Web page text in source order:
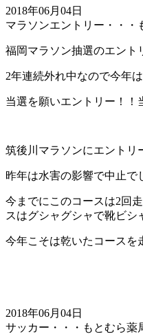
2018年06月04日
マラソンエントリー・・・
福岡マラソン抽選のエント
2年連続外れ中なので今年
当選を願いエントリー！！
筑後川マラソンにエントリ
昨年は水害の影響で中止で
今までにこのコースは2回
スはグシャグシャで靴ビシ
今年こそは乾いたコースを
2018年06月04日
サッカー・・・もとむら薬